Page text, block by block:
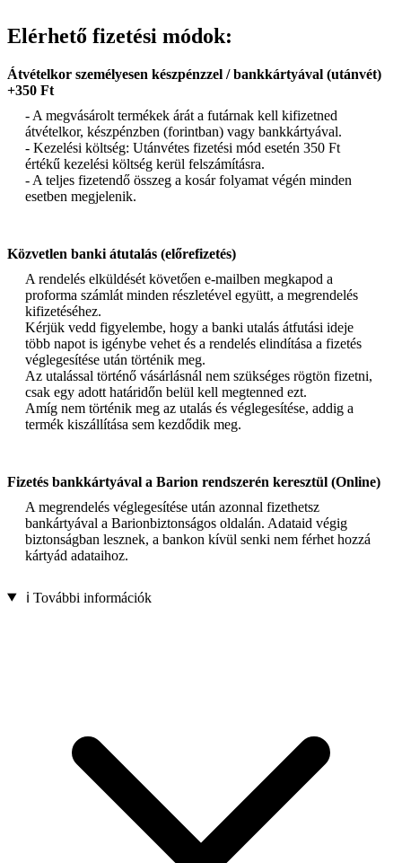
Elérhető fizetési módok:
Átvételkor személyesen készpénzzel / bankkártyával (utánvét)
+350 Ft
- A megvásárolt termékek árát a futárnak kell kifizetned
átvételkor, készpénzben (forintban) vagy bankkártyával.
- Kezelési költség: Utánvétes fizetési mód esetén 350 Ft
értékű kezelési költség kerül felszámításra.
- A teljes fizetendő összeg a kosár folyamat végén minden
esetben megjelenik.
Közvetlen banki átutalás (előrefizetés)
A rendelés elküldését követően e-mailben megkapod a
proforma számlát minden részletével együtt, a megrendelés
kifizetéséhez.
Kérjük vedd figyelembe, hogy a banki utalás átfutási ideje
több napot is igénybe vehet és a rendelés elindítása a fizetés
véglegesítése után történik meg.
Az utalással történő vásárlásnál nem szükséges rögtön fizetni,
csak egy adott határidőn belül kell megtenned ezt.
Amíg nem történik meg az utalás és véglegesítése, addig a
termék kiszállítása sem kezdődik meg.
Fizetés bankkártyával a Barion rendszerén keresztül (Online)
A megrendelés véglegesítése után azonnal fizethetsz
bankártyával a Barionbiztonságos oldalán. Adataid végig
biztonságban lesznek, a bankon kívül senki nem férhet hozzá
kártyád adataihoz.
ℹ️ További információk